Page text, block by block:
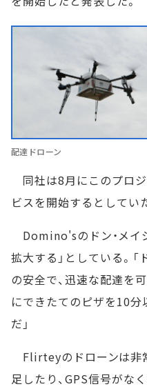
配達ドローン
同社は8月にこのプロ
ビスを開始するとしてい
Domino'sのドン・メイ
拡大する」としている。
の安全で、迅速な配達を
にできたてのピザを10
だ」
Flirteyのドローンは非
足したり、GPS信号がな